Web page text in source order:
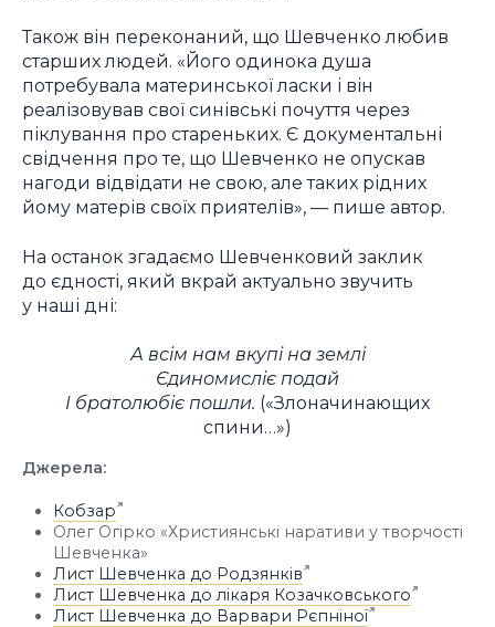
Також він переконаний, що Шевченко любив
старших людей. «Його одинока душа
потребувала материнської ласки і він
реалізовував свої синівські почуття через
піклування про стареньких. Є документальні
свідчення про те, що Шевченко не опускав
нагоди відвідати не свою, але таких рідних
йому матерів своїх приятелів», — пише автор.
На останок згадаємо Шевченковий заклик
до єдності, який вкрай актуально звучить
у наші дні:
А всім нам вкупі на землі
Єдиномисліє подай
І братолюбіє пошли. («Злоначинающих
спини…»)
Джерела:
Кобзар
Олег Огірко «Християнські наративи у творчості
Шевченка»
Лист Шевченка до Родзянків
Лист Шевченка до лікаря Козачковського
Лист Шевченка до Варвари Рєпніної